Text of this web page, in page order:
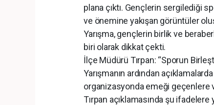
plana çıktı. Gençlerin sergilediği
ve önemine yakışan görüntüler
Yarışma, gençlerin birlik ve
biri olarak dikkat çekti.
İlçe Müdürü Tırpan: “Sporun
Yarışmanın ardından
organizasyonda emeği geçenlere
Tırpan açıklamasında şu ifadelere